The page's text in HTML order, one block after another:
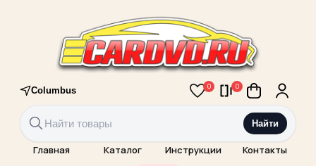
Columbus 0 0
Найти
Главная Каталог Инструкции Контакты